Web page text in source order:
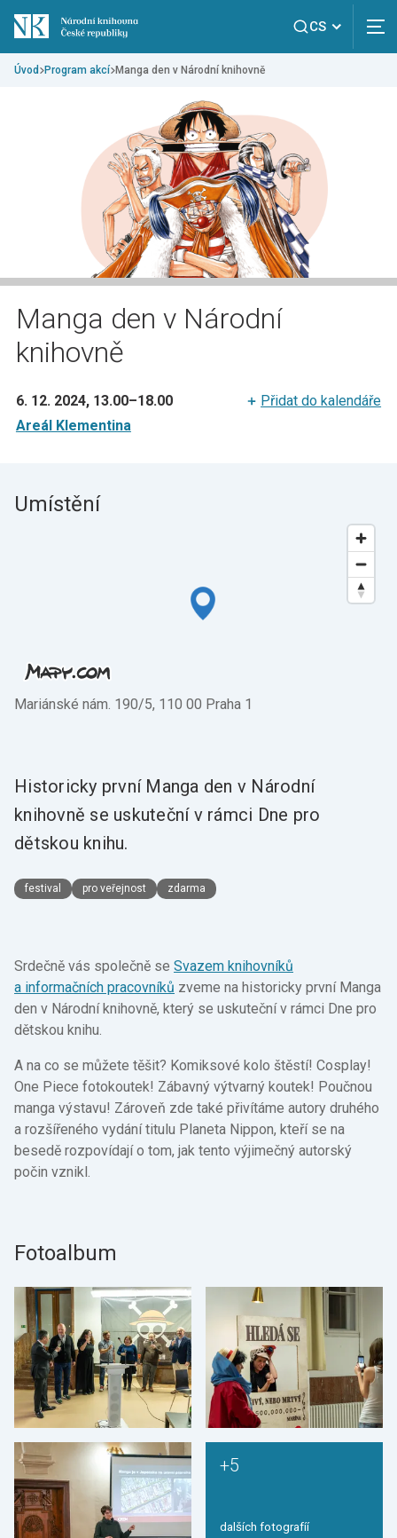
CS
Úvod Program akcí Manga den v Národní knihovně
Manga den v Národní
knihovně
6. 12. 2024, 13.00–18.00
Přidat do kalendáře
Areál Klementina
Umístění
Mariánské nám. 190/5, 110 00 Praha 1
Historicky první Manga den v Národní
knihovně se uskuteční v rámci Dne pro
dětskou knihu.
festival pro veřejnost zdarma
Srdečně vás společně se Svazem knihovníků
a informačních pracovníků zveme na historicky první Manga
den v Národní knihovně, který se uskuteční v rámci Dne pro
dětskou knihu.
A na co se můžete těšit? Komiksové kolo štěstí! Cosplay!
One Piece fotokoutek! Zábavný výtvarný koutek! Poučnou
manga výstavu! Zároveň zde také přivítáme autory druhého
a rozšířeného vydání titulu Planeta Nippon, kteří se na
besedě rozpovídají o tom, jak tento výjimečný autorský
počin vznikl.
Fotoalbum
+5
dalších fotografíí